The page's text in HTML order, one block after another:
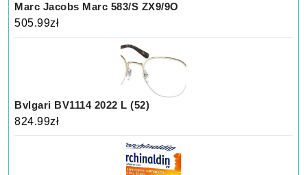
Marc Jacobs Marc 583/S ZX9/9O
505.99zł
Bvlgari BV1114 2022 L (52)
824.99zł